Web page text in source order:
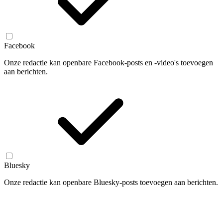
Facebook
Onze redactie kan openbare Facebook-posts en -video's toevoegen
aan berichten.
Bluesky
Onze redactie kan openbare Bluesky-posts toevoegen aan berichten.